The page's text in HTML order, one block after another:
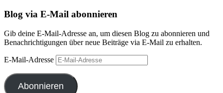
Blog via E-Mail abonnieren
Gib deine E-Mail-Adresse an, um diesen Blog zu abonnieren und
Benachrichtigungen über neue Beiträge via E-Mail zu erhalten.
E-Mail-Adresse
Abonnieren